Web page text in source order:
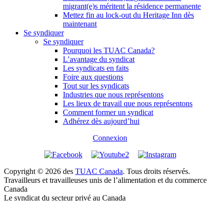
migrant(e)s méritent la résidence permanente
Mettez fin au lock-out du Heritage Inn dès
maintenant
Se syndiquer
Se syndiquer
Pourquoi les TUAC Canada?
L’avantage du syndicat
Les syndicats en faits
Foire aux questions
Tout sur les syndicats
Industries que nous représentons
Les lieux de travail que nous représentons
Comment former un syndicat
Adhérez dès aujourd’hui
Connexion
Copyright © 2026 des TUAC Canada. Tous droits réservés.
Travailleurs et travailleuses unis de l’alimentation et du commerce
Canada
Le syndicat du secteur privé au Canada